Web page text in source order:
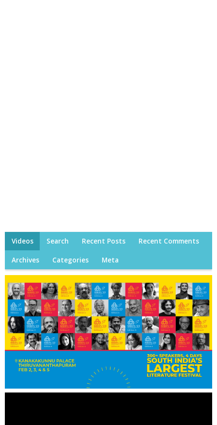
Videos Search Recent Posts Recent Comments
Archives Categories Meta